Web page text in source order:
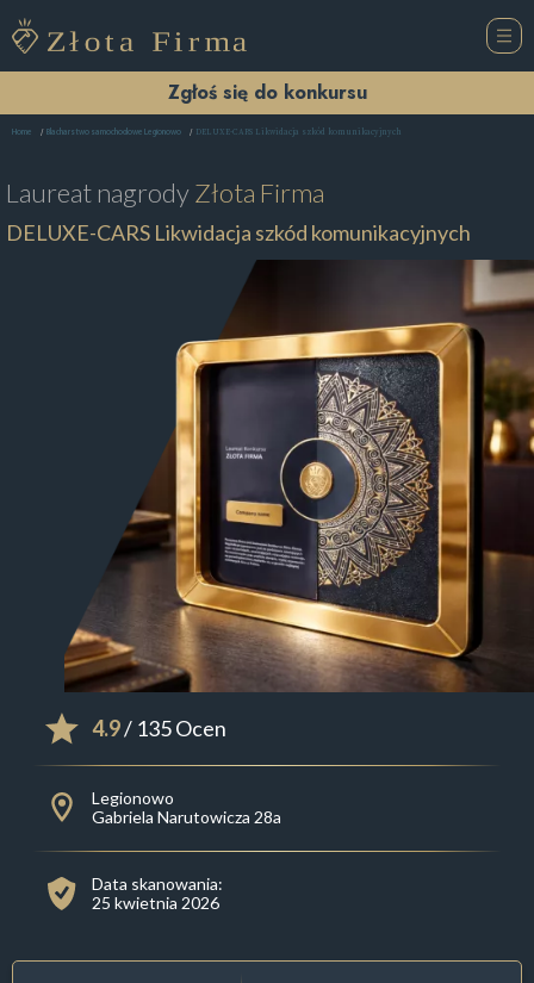
Zgłoś się do konkursu
Home Blacharstwo samochodowe Legionowo DELUXE-CARS Likwidacja szkód komunikacyjnych
Laureat nagrodyZłota Firma
DELUXE-CARS Likwidacja szkód komunikacyjnych
4.9/ 135 Ocen
Legionowo
Gabriela Narutowicza 28a
Data skanowania:
25 kwietnia 2026